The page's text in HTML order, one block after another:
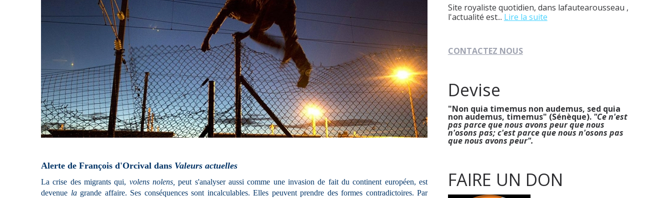
Alerte de François d'Orcival dans Valeurs actuelles
La crise des migrants qui, volens nolens, peut s'analyser aussi comme une invasion de fait du continent européen, est
devenue lagrande affaire. Ses conséquences sont incalculables. Elles peuvent prendre des formes contradictoires. Par
Site royaliste quotidien, dans lafautearousseau ,
l'actualité est... Lire la suite
CONTACTEZ NOUS
Devise
"Non quia timemus non audemus, sed quia
non audemus, timemus" (Sénèque). "Ce n'est
pas parce que nous avons peur que nous
n'osons pas; c'est parce que nous n'osons pas
que nous avons peur".
FAIRE UN DON